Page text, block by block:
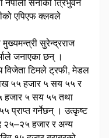
एपिएफ क्लवले
सुरेन्द्रराज
जनाएका छन् ।
विजेता टिमले ट्रफी, मेडल
५५ हजार ५ सय ५५ र
हजार ५ सय ५५ तथा
प्राप्त गर्नेछन् । उत्कृष्ट
२५–२५ हजार र अन्य